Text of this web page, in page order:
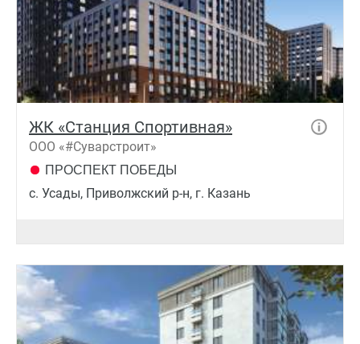
ЖК «Станция Спортивная»
ООО «#Суварстроит»
ПРОСПЕКТ ПОБЕДЫ
с. Усады, Приволжский р-н, г. Казань